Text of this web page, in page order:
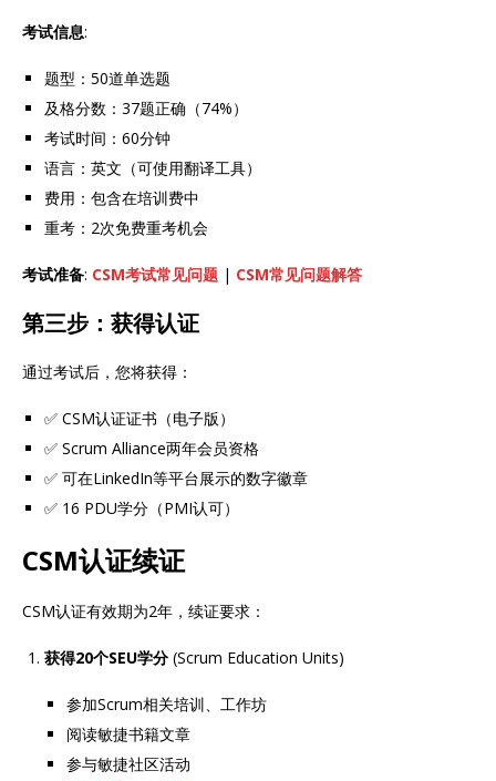
考试信息:
题型：50道单选题
及格分数：37题正确（74%）
考试时间：60分钟
语言：英文（可使用翻译工具）
费用：包含在培训费中
重考：2次免费重考机会
考试准备: CSM考试常见问题 | CSM常见问题解答
第三步：获得认证
通过考试后，您将获得：
✅ CSM认证证书（电子版）
✅ Scrum Alliance两年会员资格
✅ 可在LinkedIn等平台展示的数字徽章
✅ 16 PDU学分（PMI认可）
CSM认证续证
CSM认证有效期为2年，续证要求：
获得20个SEU学分 (Scrum Education Units)
参加Scrum相关培训、工作坊
阅读敏捷书籍文章
参与敏捷社区活动